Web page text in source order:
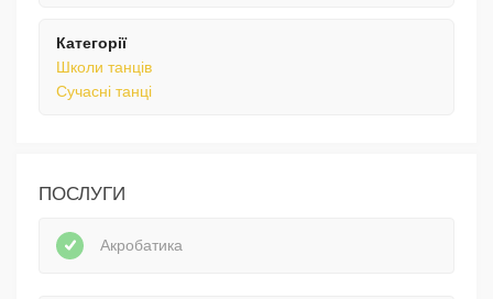
Категорії
Школи танців
Сучасні танці
ПОСЛУГИ
Акробатика